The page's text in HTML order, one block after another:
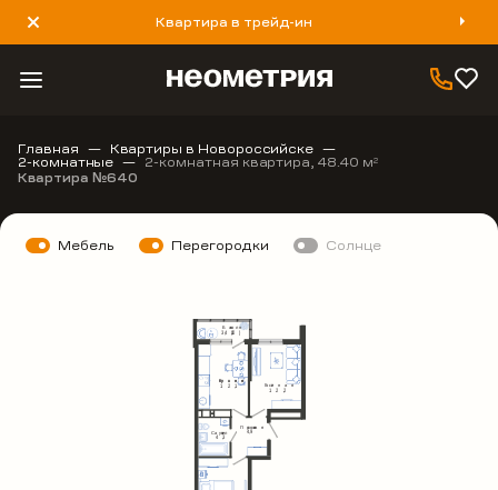
Квартира в трейд-ин
8 800 777 40 93
Главная Квартиры в Новороссийске
2-комнатные 2-комнатная квартира, 48.40 м2
Квартира №640
Мебель Перегородки Солнце